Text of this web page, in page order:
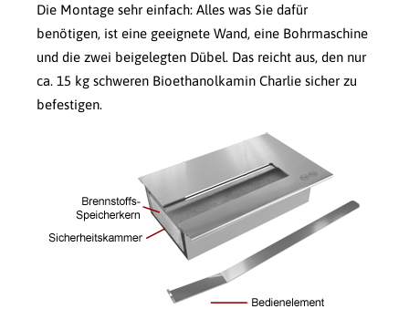
Die Montage sehr einfach: Alles was Sie dafür
benötigen, ist eine geeignete Wand, eine Bohrmaschine
und die zwei beigelegten Dübel. Das reicht aus, den nur
ca. 15 kg schweren Bioethanolkamin Charlie sicher zu
befestigen.